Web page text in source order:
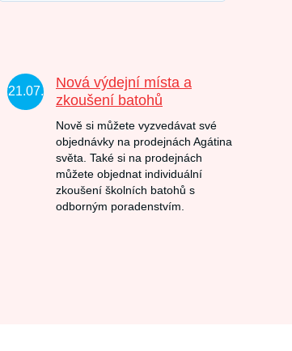
21.07.
Nová výdejní místa a
zkoušení batohů
Nově si můžete vyzvedávat své
objednávky na prodejnách Agátina
světa. Také si na prodejnách
můžete objednat individuální
zkoušení školních batohů s
odborným poradenstvím.